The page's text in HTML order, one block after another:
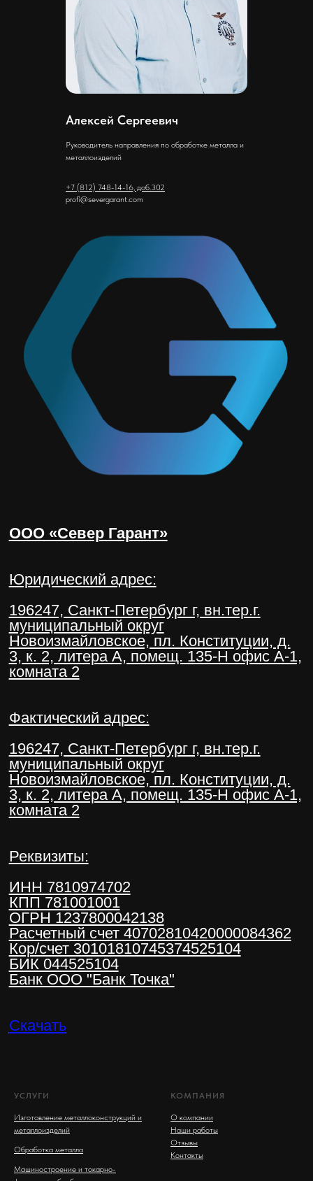
Алексей Сергеевич
Руководитель направления по обработке металла и
металлоизделий
+7 (812) 748-14-16, доб.302
profi@severgarant.com
УСЛУГИ
Изготовление металлоконструкций и
металлоизделий
Обработка металла
Машиностроение и токарно-
КОМПАНИЯ
О компании
Наши работы
Отзывы
Контакты